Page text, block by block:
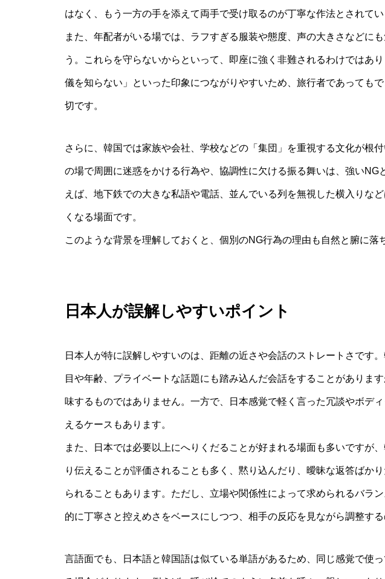
はなく、もう一方の手を添えて両手で受け取るのが丁寧な作法とされてい
また、年配者がいる場では、ラフすぎる服装や態度、声の大きさなどに
う。これらを守らないからといって、即座に強く非難されるわけではあ
儀を知らない」といった印象につながりやすいため、旅行者であっても
切です。
さらに、韓国では家族や会社、学校などの「集団」を重視する文化が根
の場で周囲に迷惑をかける行為や、協調性に欠ける振る舞いは、強いNG
えば、地下鉄での大きな私語や電話、並んでいる列を無視した横入りな
くなる場面です。
このような背景を理解しておくと、個別のNG行為の理由も自然と腑に落
日本人が誤解しやすいポイント
日本人が特に誤解しやすいのは、距離の近さや会話のストレートさです
目や年齢、プライベートな話題にも踏み込んだ会話をすることがありま
味するものではありません。一方で、日本感覚で軽く言った冗談やボデ
えるケースもあります。
また、日本では必要以上にへりくだることが好まれる場面も多いですが
り伝えることが評価されることも多く、黙り込んだり、曖昧な返答ばか
られることもあります。ただし、立場や関係性によって求められるバラ
的に丁寧さと控えめさをベースにしつつ、相手の反応を見ながら調整する
言語面でも、日本語と韓国語は似ている単語があるため、同じ感覚で使